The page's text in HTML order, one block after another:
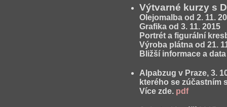
Výtvarné kurzy s
Olejomalba od 2. 11.
Grafika od 3. 11. 2015
Portrét a figurální
Výroba plátna od 21.
Bližší informace a
Alpabzug v Praze, 3.
kterého se zúčastním
Více zde. pdf